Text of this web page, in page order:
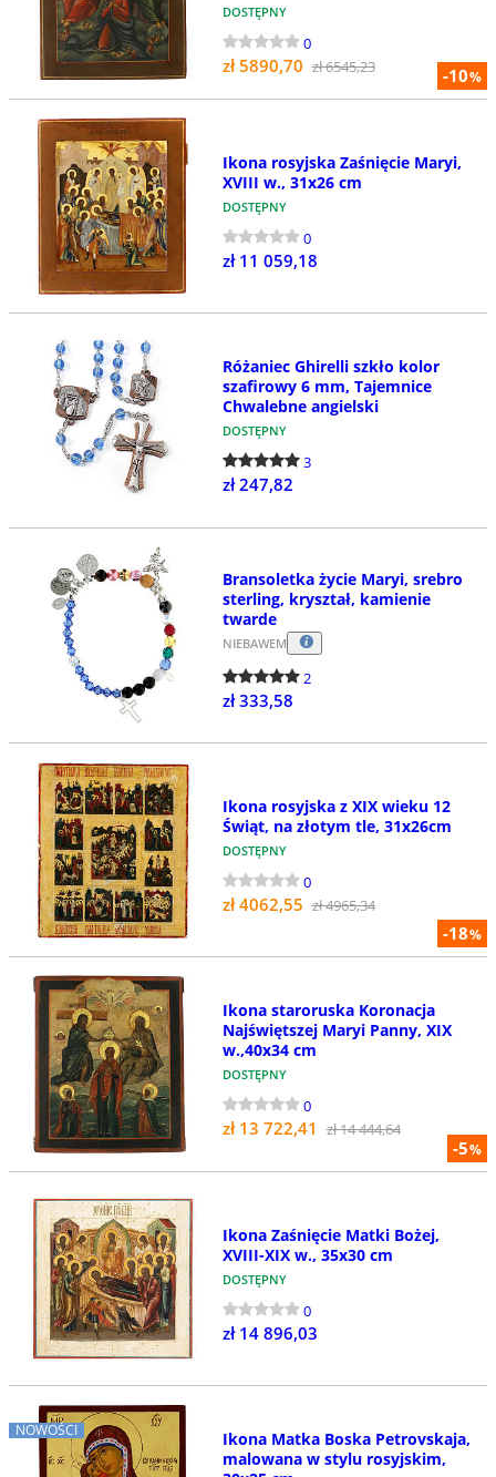
-10%
DOSTĘPNY
0
zł 5890,70 zł 6545,23
Ikona rosyjska Zaśnięcie Maryi,
XVIII w., 31x26 cm
DOSTĘPNY
0
zł 11 059,18
Różaniec Ghirelli szkło kolor
szafirowy 6 mm, Tajemnice
Chwalebne angielski
DOSTĘPNY
3
zł 247,82
Bransoletka życie Maryi, srebro
sterling, kryształ, kamienie
twarde
NIEBAWEM
2
zł 333,58
-18%
Ikona rosyjska z XIX wieku 12
Świąt, na złotym tle, 31x26cm
DOSTĘPNY
0
zł 4062,55 zł 4965,34
-5%
Ikona staroruska Koronacja
Najświętszej Maryi Panny, XIX
w.,40x34 cm
DOSTĘPNY
0
zł 13 722,41 zł 14 444,64
Ikona Zaśnięcie Matki Bożej,
XVIII-XIX w., 35x30 cm
DOSTĘPNY
0
zł 14 896,03
NOWOŚCI
Ikona Matka Boska Petrovskaja,
malowana w stylu rosyjskim,